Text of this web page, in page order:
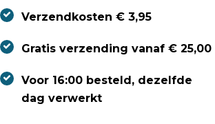
Verzendkosten € 3,95
Gratis verzending vanaf € 25,00
Voor 16:00 besteld, dezelfde
dag verwerkt